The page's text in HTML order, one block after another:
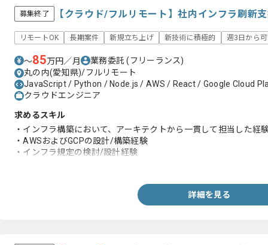
募集終了 【クラウド/フルリモート】社内インフラ刷新
リモートOK 長期案件 新規立ち上げ 新技術に積極的 週3日から
〜85万円／月 業務委託(フリーランス)
丸の内(愛知県)/フルリモート
JavaScript / Python / Node.js / AWS / React / Google Cloud
クラウドエンジニア
求めるスキル
・インフラ構築において、アーキテクトから一貫して担当した経
・AWSおよびGCPの設計/構築経験
・インフラ規定の検討/設計経験
詳細を見る